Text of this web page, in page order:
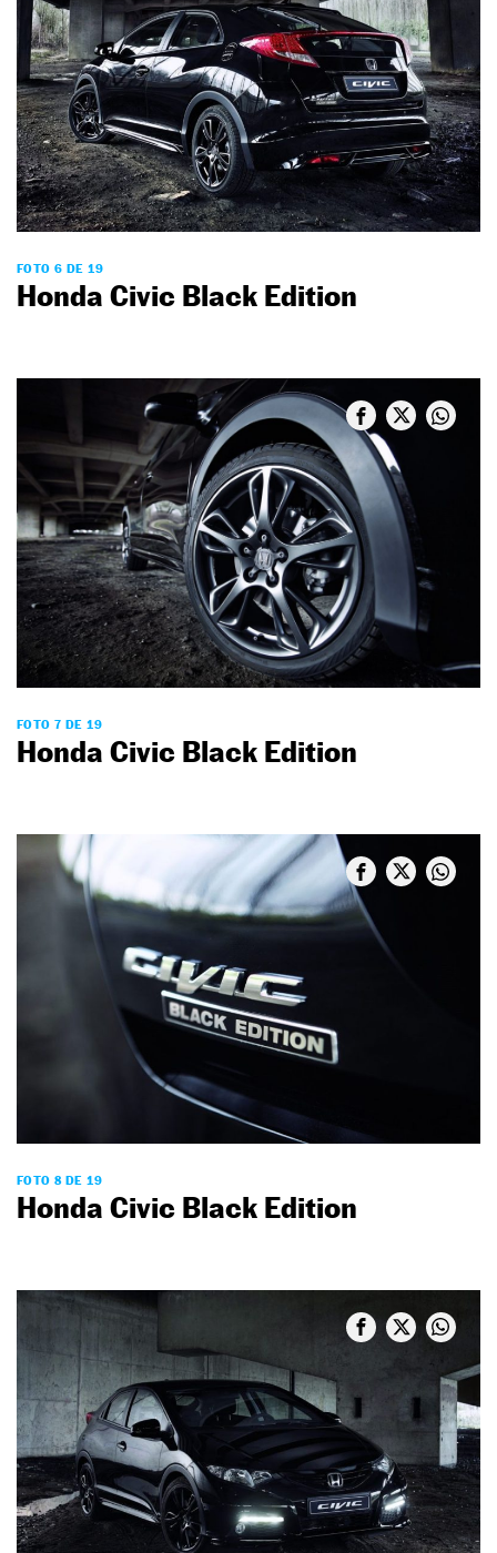
FOTO 6 DE 19
Honda Civic Black Edition
FOTO 7 DE 19
Honda Civic Black Edition
FOTO 8 DE 19
Honda Civic Black Edition